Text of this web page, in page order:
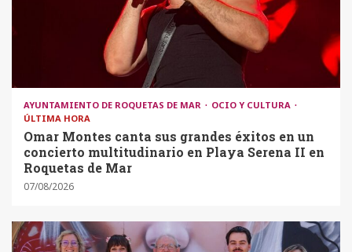
AYUNTAMIENTO DE ROQUETAS DE MAR
OCIO Y CULTURA
ÚLTIMA HORA
Omar Montes canta sus grandes éxitos en un
concierto multitudinario en Playa Serena II en
Roquetas de Mar
07/08/2026